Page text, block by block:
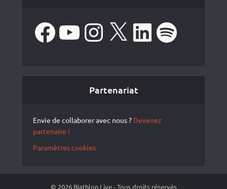
FacebookYouTube Instagram LinkedIn Spotify
Partenariat
Envie de collaborer avec nous ? Devenez
partenaire !
Paramètres cookies
© 2026 Biathlon Live - Tous droits réservés